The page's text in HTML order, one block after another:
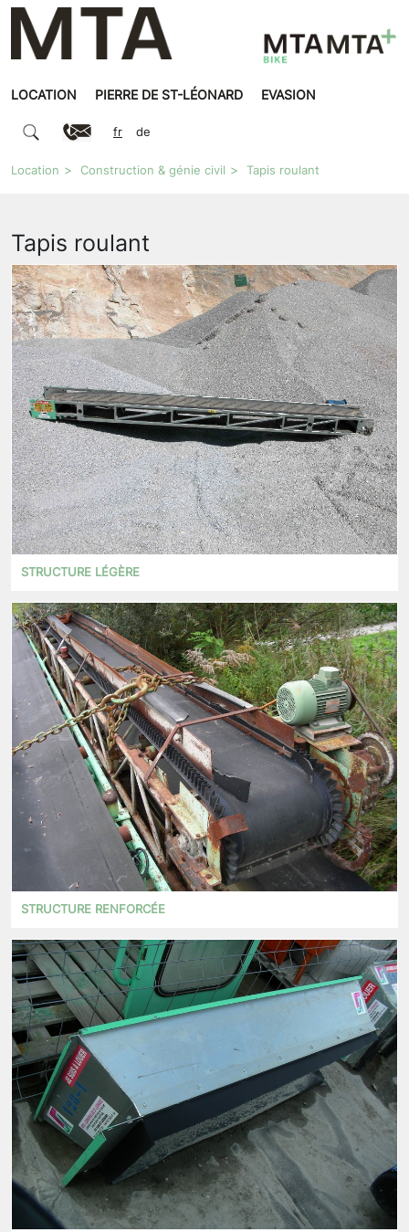
LOCATION PIERRE DE ST-LÉONARD EVASION
fr de
Location Construction & génie civil Tapis roulant
Tapis roulant
STRUCTURE LÉGÈRE
STRUCTURE RENFORCÉE